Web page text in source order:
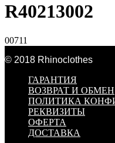
R40213002
00711
© 2018 Rhinoclothes
ГАРАНТИЯ
ВОЗВРАТ И ОБМЕН
ПОЛИТИКА
РЕКВИЗИТЫ
ОФЕРТА
ДОСТАВКА